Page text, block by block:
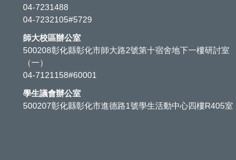
04-7231488
04-7232105#5729
師大校區辦公室
500208彰化縣彰化市師大路2號第十宿舍地下一樓研討室
（一）
04-7121158#60001
學生議會辦公室
500207彰化縣彰化市進德路1號學生活動中心四樓R405室